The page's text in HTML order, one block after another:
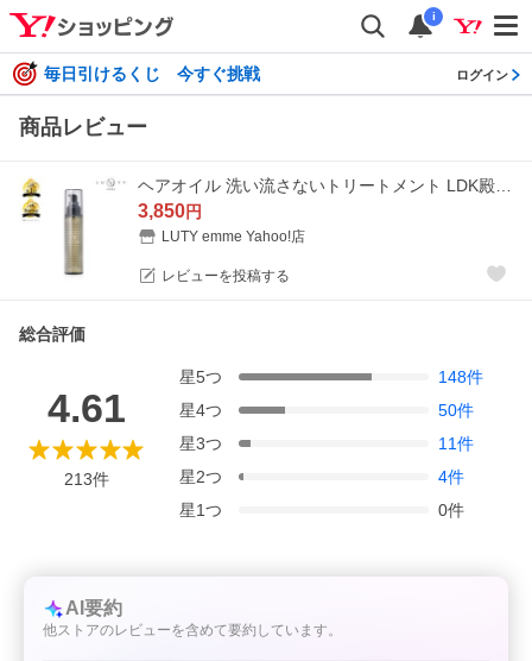
i
毎日引けるくじ 今すぐ挑戦 ログイン
商品レビュー
3,850円
LUTY emme Yahoo!店
レビューを投稿する
総合評価
4.61
213件
星5つ 148件
星4つ 50件
星3つ 11件
星2つ 4件
星1つ 0件
AI要約
他ストアのレビューを含めて要約しています。